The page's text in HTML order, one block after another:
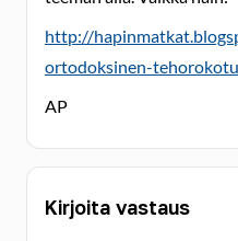
http://
ortodoksinen-
AP
Kirjoita vastaus